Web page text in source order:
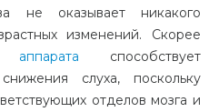
не оказывает никакого
изменений. Скорее
аппарата способствует
слуха, поскольку
отделов мозга и